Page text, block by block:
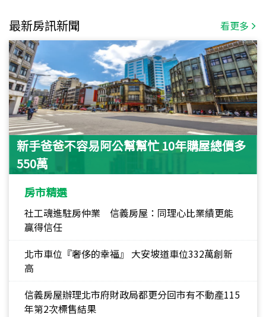
最新房訊新聞 看更多
新手爸爸不容易阿公幫幫忙 10年購屋總價多
550萬
房市精選
社工魂進駐房仲業 信義房屋：同理心比業績更能
贏得信任
北市車位『奢侈的幸福』 大安坡道車位332萬創新
高
信義房屋辦理北市府財政局都更分回市有不動產115
年第2次標售結果